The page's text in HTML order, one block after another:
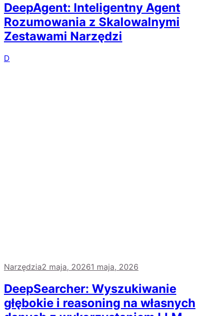
DeepAgent: Inteligentny Agent
Rozumowania z Skalowalnymi
Zestawami Narzędzi
D
Narzędzia2 maja, 20261 maja, 2026
DeepSearcher: Wyszukiwanie
głębokie i reasoning na własnych